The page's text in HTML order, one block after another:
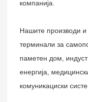
компанија.
Нашите производи
терминали за
паметен дом,
енергија,
комуникациски